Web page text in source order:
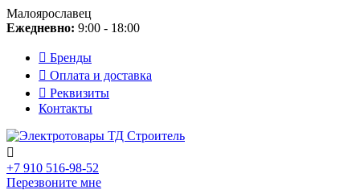
Малоярославец
Ежедневно: 9:00 - 18:00
Бренды
Оплата и доставка
Реквизиты
Контакты
+7 910 516-98-52
Перезвоните мне